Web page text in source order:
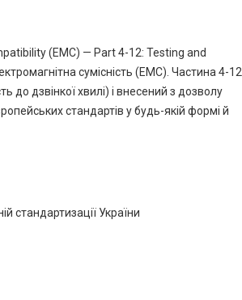
(EMC) — Part 4-12: Testing and
сумісність (EMC). Частина 4-12.
дзвінкої хвилі) і внесений з дозволу
стандартів у будь-якій формі й
стандартизації України